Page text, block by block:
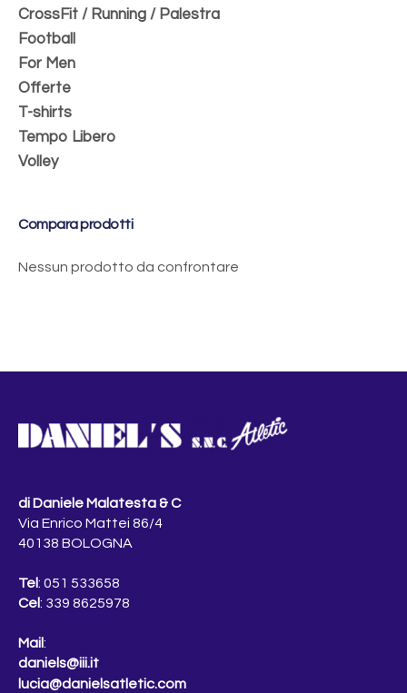
CrossFit / Running / Palestra
Football
For Men
Offerte
T-shirts
Tempo Libero
Volley
Compara prodotti
Nessun prodotto da confrontare
di Daniele Malatesta & C
Via Enrico Mattei 86/4
40138 BOLOGNA
Tel: 051 533658
Cel: 339 8625978
Mail:
daniels@iii.it
lucia@danielsatletic.com